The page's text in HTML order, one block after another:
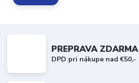
PREPRAVA ZDARMA
DPD pri nákupe nad €50,-